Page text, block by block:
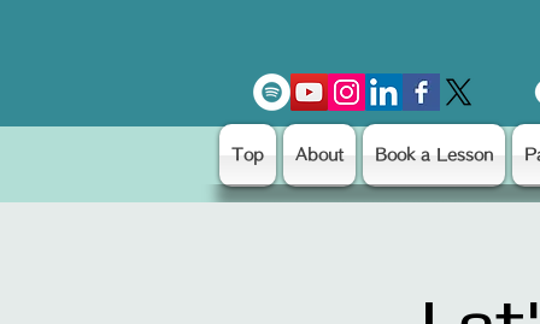
Top About Book a Lesson